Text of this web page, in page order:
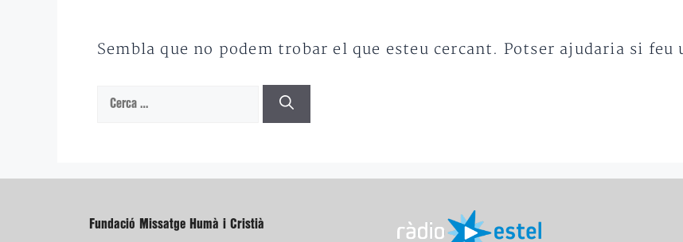
Sembla que no podem trobar el que esteu cercant. Potser ajudaria si feu
Cerca:
Fundació Missatge Humà i Cristià